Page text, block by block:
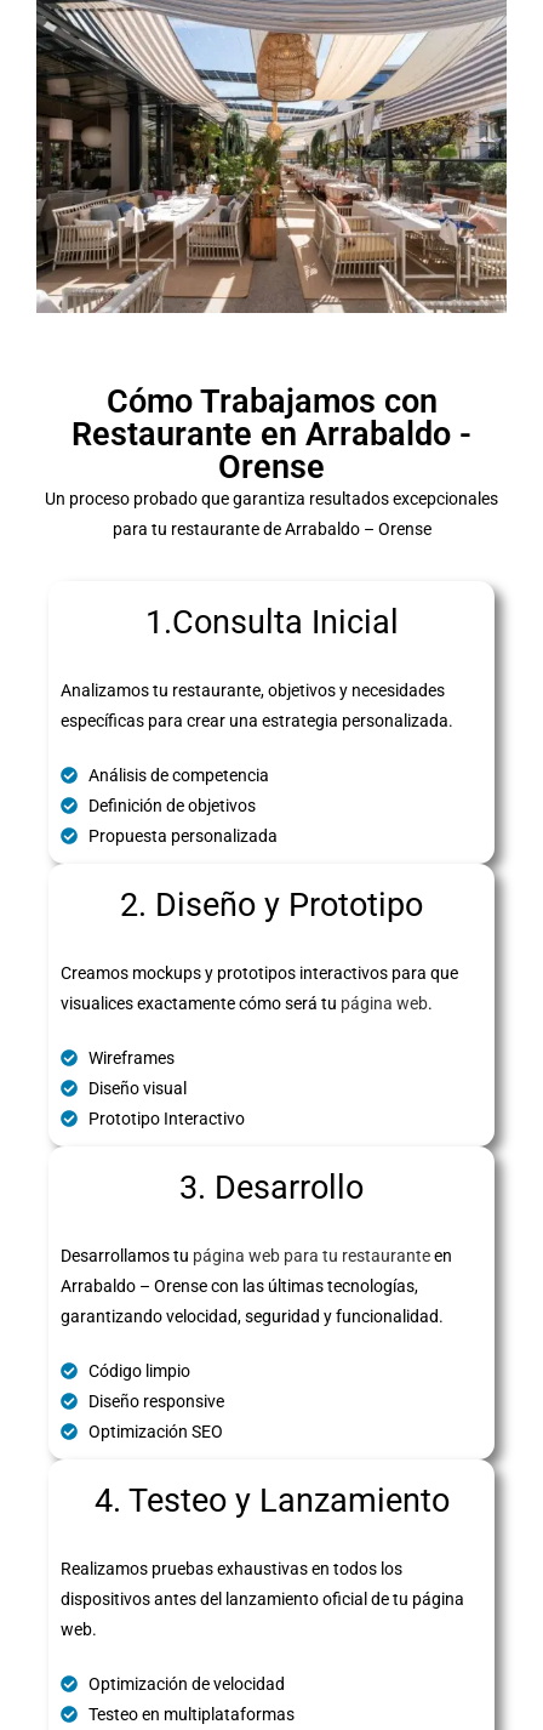
Cómo Trabajamos con
Restaurante en Arrabaldo -
Orense
Un proceso probado que garantiza resultados excepcionales
para tu restaurante de Arrabaldo – Orense
1.Consulta Inicial
Analizamos tu restaurante, objetivos y necesidades
específicas para crear una estrategia personalizada.
Análisis de competencia
Definición de objetivos
Propuesta personalizada
2. Diseño y Prototipo
Creamos mockups y prototipos interactivos para que
visualices exactamente cómo será tu página web.
Wireframes
Diseño visual
Prototipo Interactivo
3. Desarrollo
Desarrollamos tu página web para tu restauranteen
Arrabaldo – Orense con las últimas tecnologías,
garantizando velocidad, seguridad y funcionalidad.
Código limpio
Diseño responsive
Optimización SEO
4. Testeo y Lanzamiento
Realizamos pruebas exhaustivas en todos los
dispositivos antes del lanzamiento oficial de tu página
web.
Optimización de velocidad
Testeo en multiplataformas